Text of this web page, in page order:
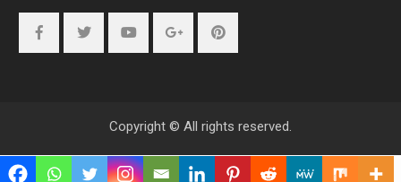
Copyright © All rights reserved.